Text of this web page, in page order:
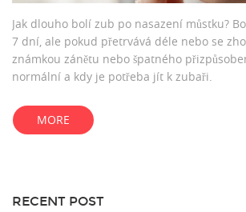
Jak dlouho bolí zub po nasazení můstku?
7 dní, ale pokud přetrvává déle nebo se
známkou zánětu nebo špatného
normální a kdy je potřeba jít k zubaři.
MORE
RECENT POST